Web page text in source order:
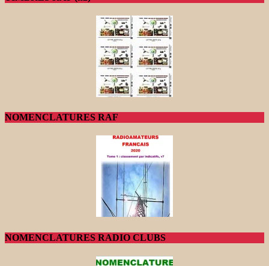
NOMENCLATURES RAF
NOMENCLATURES RADIO CLUBS